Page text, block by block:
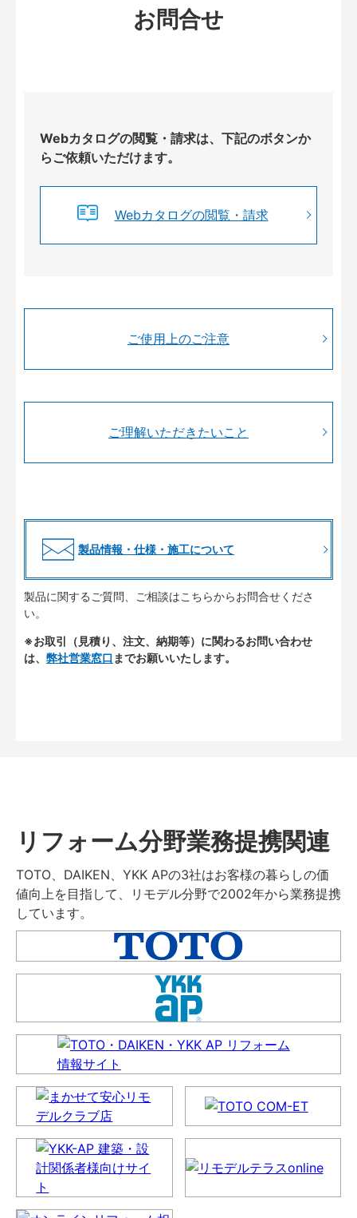
お問合せ
Webカタログの閲覧・請求は、下記のボタンか
らご依頼いただけます。
Webカタログの閲覧・請求
ご使用上のご注意
ご理解いただきたいこと
製品情報・仕様・施工について
製品に関するご質問、ご相談はこちらからお問合せくださ
い。
※お取引（見積り、注文、納期等）に関わるお問い合わせ
は、 弊社営業窓口 までお願いいたします。
リフォーム分野業務提携関連
TOTO、DAIKEN、YKK APの3社はお客様の暮らしの価
値向上を目指して、リモデル分野で2002年から業務提携
しています。